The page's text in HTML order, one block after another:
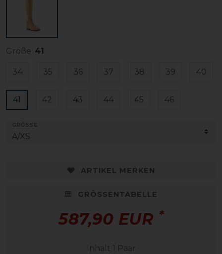
Größe: 41
34 35 36 37 38 39 40
41 42 43 44 45 46
ARTIKEL MERKEN
GRÖSSENTABELLE
587,90 EUR *
Inhalt 1 Paar